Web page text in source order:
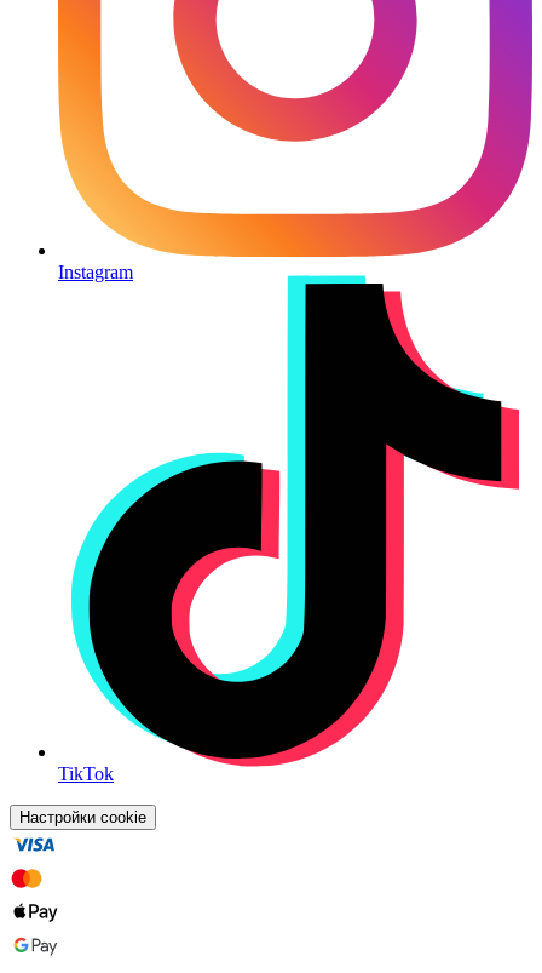
Instagram
TikTok
Настройки cookie